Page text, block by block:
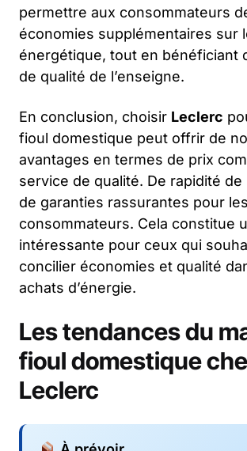
permettre aux consommateurs
économies supplémentaires sur
énergétique, tout en bénéficiant
de qualité de l’enseigne.
En conclusion, choisir Leclerc
fioul domestique peut offrir de
avantages en termes de prix
service de qualité. De rapidité de
de garanties rassurantes pour les
consommateurs. Cela constitue
intéressante pour ceux qui
concilier économies et qualité
achats d’énergie.
Les tendances du
fioul domestique
Leclerc